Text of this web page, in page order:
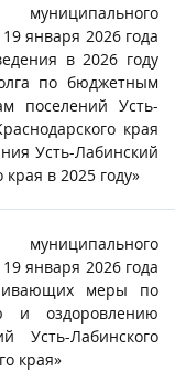
января 2026 года
в 2026 году
по бюджетным
поселений Усть-
края
Усть-Лабинский
в 2025 году»
января 2026 года
меры по
и оздоровлению
Усть-Лабинского
края»